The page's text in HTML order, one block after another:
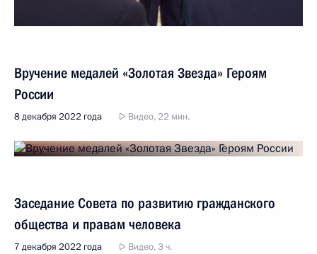
Вручение медалей «Золотая Звезда» Героям
России
8 декабря 2022 года Видео, 22 мин.
Заседание Совета по развитию гражданского
общества и правам человека
7 декабря 2022 года Видео, 3 ч.